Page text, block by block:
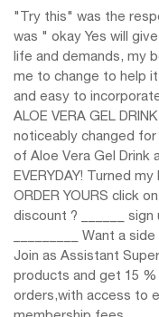
"Try this" was the
was " okay Yes will
life and demands, my
me to change to help
and easy to
ALOE VERA GEL
noticeably changed
of Aloe Vera Gel
EVERYDAY! Turned
ORDER YOURS click
discount ? ______
_________ Want a
Join as Assistant
products and get 15
orders,with access to